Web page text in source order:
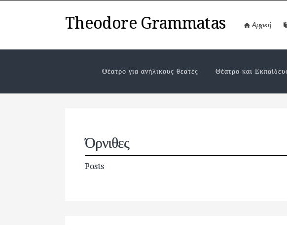
Theodore Grammatas Αρχική
Θέατρο για ανήλικους θεατές Θέατρο και
Όρνιθες
Posts